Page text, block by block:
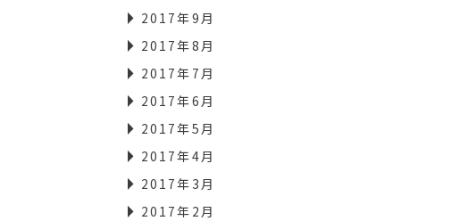
2017年9月
2017年8月
2017年7月
2017年6月
2017年5月
2017年4月
2017年3月
2017年2月